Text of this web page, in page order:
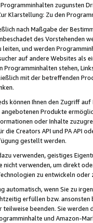
zugunsten
Klarstellung: Zu den
nach Maßgabe der
des Vorstehenden
und werden
auf andere Websites als
stehen,
mit der betreffenden
können Ihnen den Zugriff
Produkte
oder Inhalte
die Creators API und PA API
gestellt werden.
verwenden, geistiges
nicht verwenden, um direkt
zu entwickeln
automatisch, wenn Sie zu
erfüllen bzw. ansonsten
beenden. Sie werden
und Amazon-